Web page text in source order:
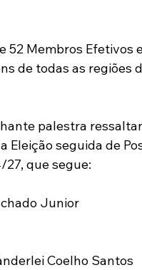
Membros Efetivos
de todas as regiões
palestra
seguida de
que segue:
Junior
Coelho Santos